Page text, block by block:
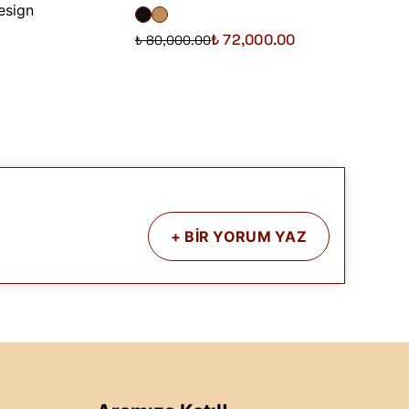
₺ 80,000.00₺ 72,000.00
+ BİR YORUM YAZ